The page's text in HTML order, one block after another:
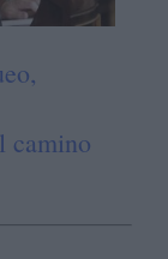
camino